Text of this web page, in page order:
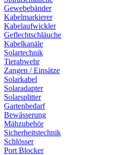
Gewebebänder
Kabelmarkierer
Kabelaufwickler
Geflechtschläuche
Kabelkanäle
Solartechnik
Tierabwehr
Zangen / Einsätze
Solarkabel
Solaradapter
Solarsplitter
Gartenbedarf
Bewässerung
Mähzubehör
Sicherheitstechnik
Schlösser
Port Blocker